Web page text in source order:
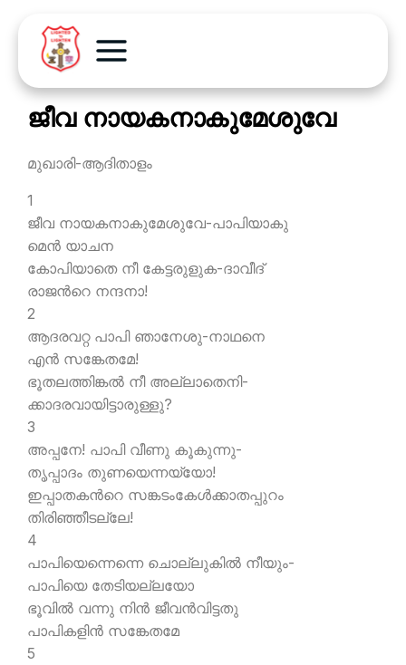
ജീവ നായകനാകുമേശുവേ
മുഖാരി-ആദിതാളം
1
ജീവ നായകനാകുമേശുവേ-പാപിയാകു
മെന്‍ യാചന
കോപിയാതെ നീ കേട്ടരുളുക-ദാവീദ്
രാജന്‍റെ നന്ദനാ!
2
ആദരവറ്റ പാപി ഞാനേശു-നാഥനെ
എന്‍ സങ്കേതമേ!
ഭൂതലത്തിങ്കല്‍ നീ അല്ലാതെനി-
ക്കാദരവായിട്ടാരുള്ളു?
3
അപ്പനേ! പാപി വീണു കൂകുന്നു-
തൃപ്പാദം തുണയെന്നയ്യോ!
ഇപ്പാതകന്‍റെ സങ്കടംകേള്‍ക്കാതപ്പുറം
തിരിഞ്ഞീടല്ലേ!
4
പാപിയെന്നെന്നെ ചൊല്ലുകില്‍ നീയും-
പാപിയെ തേടിയല്ലയോ
ഭൂവില്‍ വന്നു നിന്‍ ജീവന്‍വിട്ടതു
പാപികളിന്‍ സങ്കേതമേ
5